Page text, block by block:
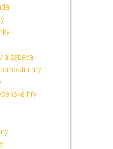
a zábava
hry
hry